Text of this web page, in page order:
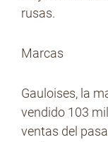
rusas.
Marcas
Gauloises, la
vendido 103
ventas del